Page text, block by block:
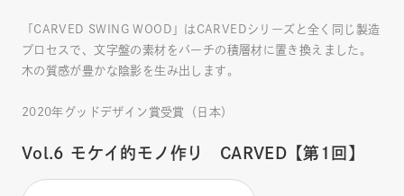
「CARVED SWING WOOD」はCARVEDシリーズと全く同じ製造
プロセスで、文字盤の素材をバーチの積層材に置き換えました。
木の質感が豊かな陰影を生み出します。
2020年グッドデザイン賞受賞（日本）
Vol.6 モケイ的モノ作り CARVED【第1回】